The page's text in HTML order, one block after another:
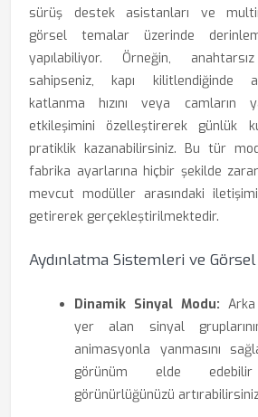
sürüş destek asistanları ve
görsel temalar üzerinde
yapılabiliyor. Örneğin,
sahipseniz, kapı kilitlendiğinde
katlanma hızını veya camların
etkileşimini özelleştirerek günlük
pratiklik kazanabilirsiniz. Bu tür
fabrika ayarlarına hiçbir şekilde
mevcut modüller arasındaki
getirerek gerçekleştirilmektedir.
Aydınlatma Sistemleri ve
Dinamik Sinyal Modu:
yer alan sinyal
animasyonla yanmasını
görünüm elde
görünürlüğünüzü